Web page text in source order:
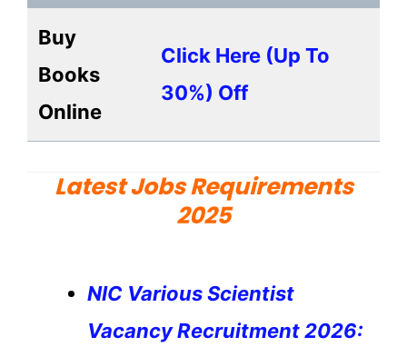
Buy
Books
Online
Click Here (up To
30%) Off
Latest Jobs Requirements
2025
NIC Various Scientist
Vacancy Recruitment 2026: